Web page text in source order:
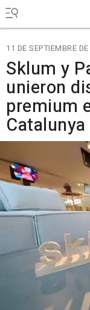
11 DE SEPTIEMBRE
Sklum y
unieron
premium